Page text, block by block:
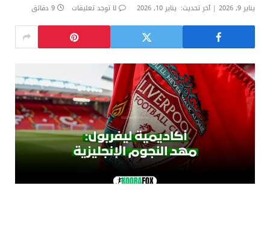
يناير 9, 2026 آخر تحديث: يناير 10, 2026 لا توجد تعليقات 9 دقائق